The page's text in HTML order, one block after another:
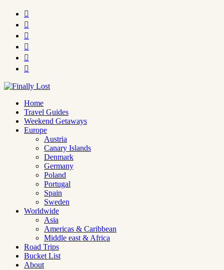






Home
Travel Guides
Weekend Getaways
Europe
Austria
Canary Islands
Denmark
Germany
Poland
Portugal
Spain
Sweden
Worldwide
Asia
Americas & Caribbean
Middle east & Africa
Road Trips
Bucket List
About